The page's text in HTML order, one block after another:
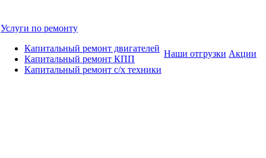
Услуги по ремонту
Капитальный ремонт двигателей
Капитальный ремонт КПП
Капитальный ремонт с/х техники
Наши отгрузки Акции